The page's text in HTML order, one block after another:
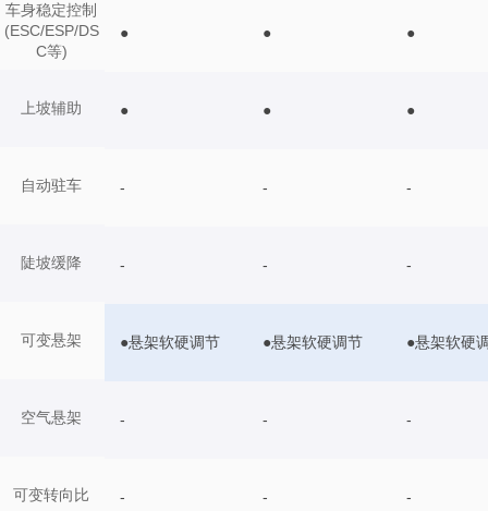
车身稳定控制
(ESC/ESP/DS
C等)
上坡辅助
自动驻车
陡坡缓降
可变悬架
空气悬架
可变转向比
● ● ●
● ● ●
- - -
- - -
●悬架软硬调节 ●悬架软硬调节 ●悬架软硬
- - -
- - -